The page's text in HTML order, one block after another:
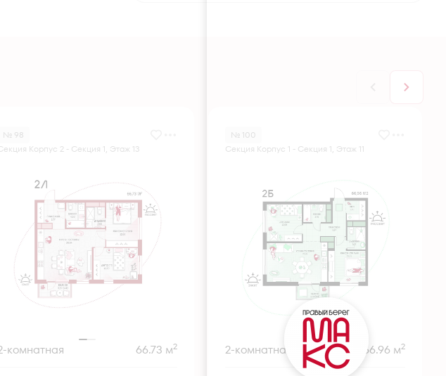
№ 98
Корпус 2 - Секция 1, Этаж 13
комнатная 66.73 м2
№ 100
Секция Корпус 1 - Секция 1, Этаж 11
2-комнатная 66.96 м2